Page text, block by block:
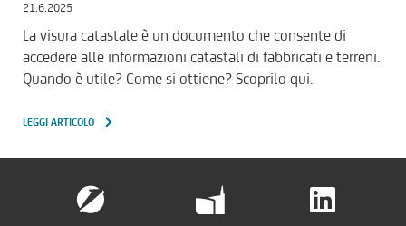
21.6.2025
La visura catastale è un documento che consente di
accedere alle informazioni catastali di fabbricati e terreni.
Quando è utile? Come si ottiene? Scoprilo qui.
LEGGI ARTICOLO